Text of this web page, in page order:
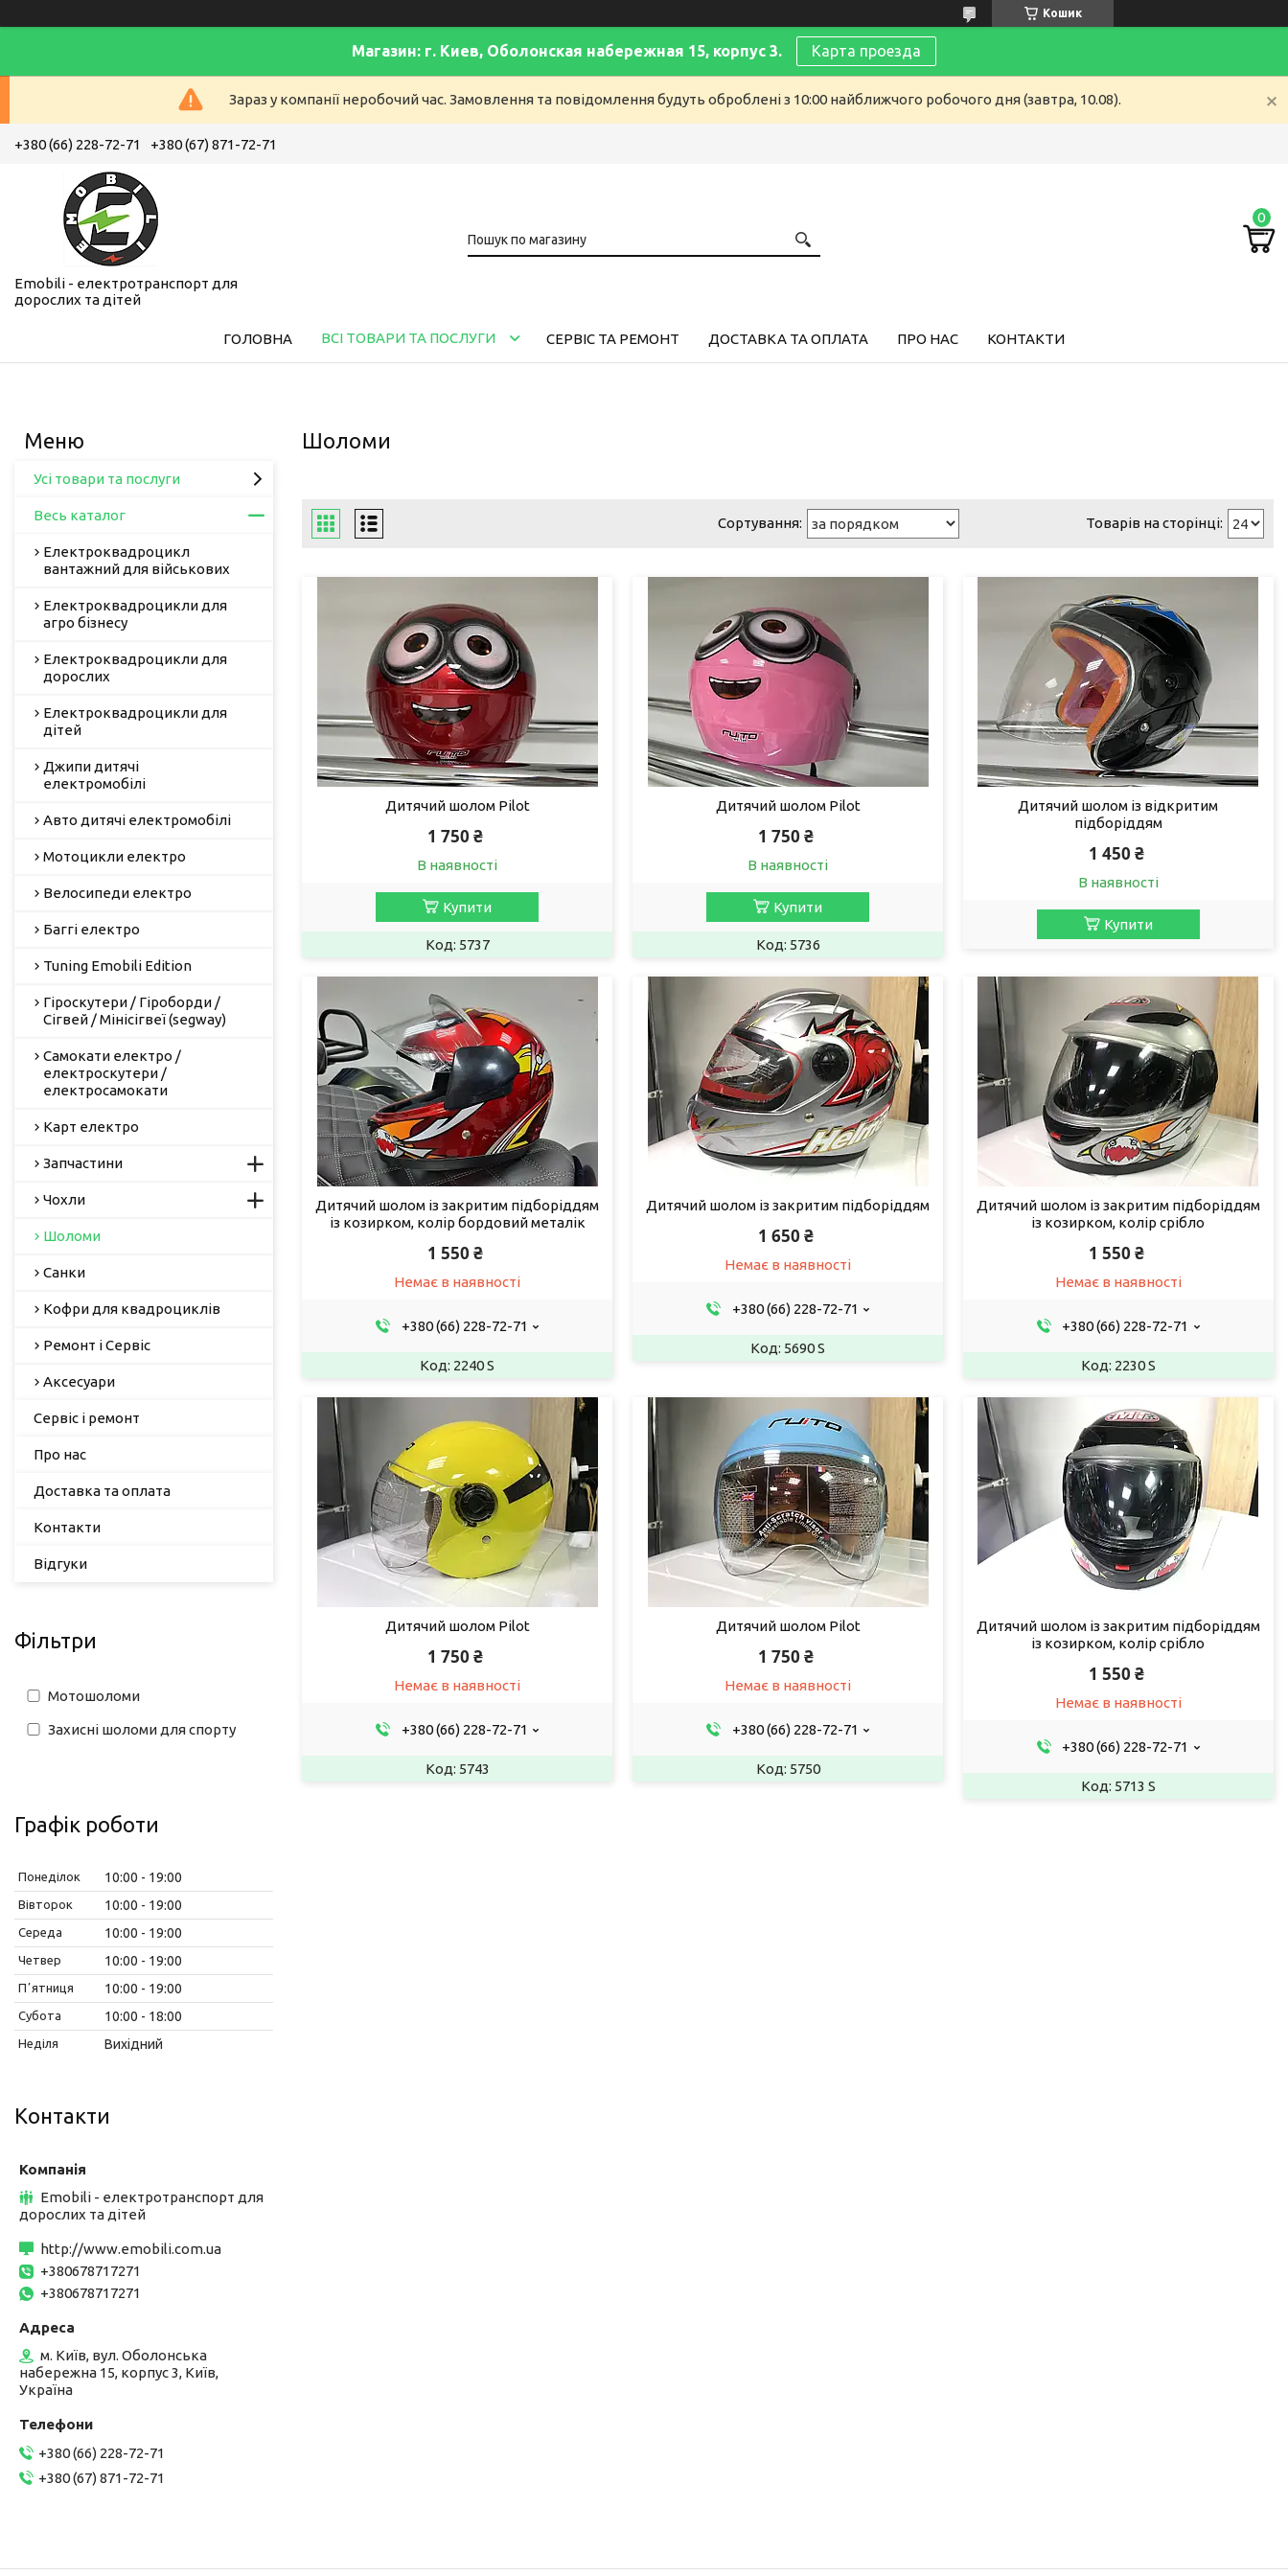
Кошик
Магазин: г. Киев, Оболонская набережная 15, корпус 3. Карта проезда
Зараз у компанії неробочий час. Замовлення та повідомлення будуть оброблені з 10:00 найближчого робочого дня (завтра, 10.08).
+380 (66) 228-72-71 +380 (67) 871-72-71
Emobili - електротранспорт для
дорослих та дітей
ГОЛОВНА ВСІ ТОВАРИ ТА ПОСЛУГИ СЕРВІС ТА РЕМОНТ ДОСТАВКА ТА ОПЛАТА ПРО НАС КОНТАКТИ
Шоломи
Дитячий шолом Pilot
1 750 ₴
В наявності
Купити
5737
Дитячий шолом Pilot
1 750 ₴
В наявності
Купити
5736
Дитячий шолом із відкритим
підборіддям
1 450 ₴
В наявності
Купити
Дитячий шолом із закритим підборіддям
із козирком, колір бордовий металік
1 550 ₴
Немає в наявності
+380 (66) 228-72-71
2240 S
Дитячий шолом із закритим підборіддям
1 650 ₴
Немає в наявності
+380 (66) 228-72-71
5690 S
Дитячий шолом із закритим підборіддям
із козирком, колір срібло
1 550 ₴
Немає в наявності
+380 (66) 228-72-71
2230 S
Дитячий шолом Pilot
1 750 ₴
Немає в наявності
+380 (66) 228-72-71
5743
Дитячий шолом Pilot
1 750 ₴
Немає в наявності
+380 (66) 228-72-71
5750
Дитячий шолом із закритим підборіддям
із козирком, колір срібло
1 550 ₴
Немає в наявності
+380 (66) 228-72-71
5713 S
Усі товари та послуги
Весь каталог
Електроквадроцикл
вантажний для військових
Електроквадроцикли для
агро бізнесу
Електроквадроцикли для
дорослих
Електроквадроцикли для
дітей
Джипи дитячі
електромобілі
Авто дитячі електромобілі
Мотоцикли електро
Велосипеди електро
Баггі електро
Tuning Emobili Edition
Гіроскутери / Гіроборди /
Сігвей / Мінісігвеї (segway)
Самокати електро /
електроскутери /
електросамокати
Карт електро
Запчастини
Чохли
Шоломи
Санки
Кофри для квадроциклів
Ремонт і Сервіс
Аксесуари
Сервіс і ремонт
Про нас
Доставка та оплата
Контакти
Відгуки
Фільтри
Мотошоломи
Захисні шоломи для спорту
Графік роботи
Понеділок 10:00 19:00
Вівторок 10:00 19:00
Середа 10:00 19:00
Четвер 10:00 19:00
Пʼятниця 10:00 19:00
Субота 10:00 18:00
Неділя Вихідний
Контакти
Emobili - електротранспорт для
дорослих та дітей
http://www.emobili.com.ua
+380678717271
+380678717271
м. Київ, вул. Оболонська
набережна 15, корпус 3, Київ,
Україна
+380 (66) 228-72-71
+380 (67) 871-72-71